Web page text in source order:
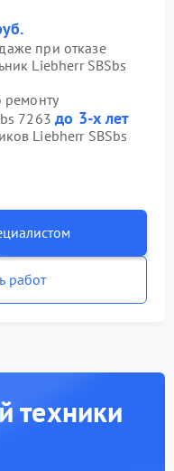
при отказе
Liebherr SBSbs
ремонту
7263до 3-х лет
Liebherr SBSbs
работ
техники